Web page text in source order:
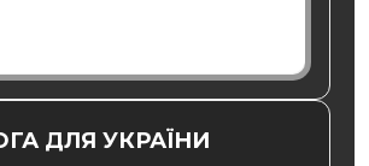
ДЛЯ УКРАЇНИ